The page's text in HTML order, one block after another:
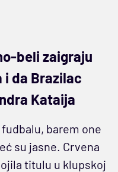
beli zaigraju
i da Brazilac
Kataija
barem one
su jasne. Crvena
titulu u klupskoj